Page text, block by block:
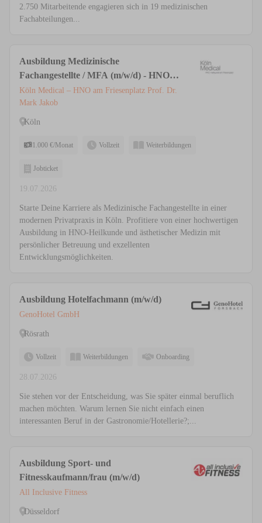
2.750 Mitarbeitende engagieren sich in 19 medizinischen
Fachabteilungen...
Ausbildung Medizinische
Fachangestellte / MFA (m/w/d) - HNO &
Ästhetische Medizin | Privatpraxis Köln
Köln Medical – HNO am Friesenplatz Prof. Dr.
Mark Jakob
Köln
1.000 €/Monat Vollzeit Weiterbildungen
Jobticket
19.07.2026
Starte Deine Karriere als Medizinische Fachangestellte in einer
modernen Privatpraxis in Köln. Profitiere von einer hochwertigen
Ausbildung in HNO-Heilkunde und ästhetischer Medizin mit
persönlicher Betreuung und exzellenten
Entwicklungsmöglichkeiten.
Ausbildung Hotelfachmann (m/w/d)
GenoHotel GmbH
Rösrath
Vollzeit Weiterbildungen Onboarding
28.07.2026
Sie stehen vor der Entscheidung, was Sie später einmal beruflich
machen möchten. Warum lernen Sie nicht einfach einen
interessanten Beruf in der Gastronomie/Hotellerie?;...
Ausbildung Sport- und
Fitnesskaufmann/frau (m/w/d)
All Inclusive Fitness
Düsseldorf